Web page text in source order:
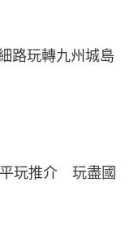
路玩轉九州城島
玩推介　玩盡國